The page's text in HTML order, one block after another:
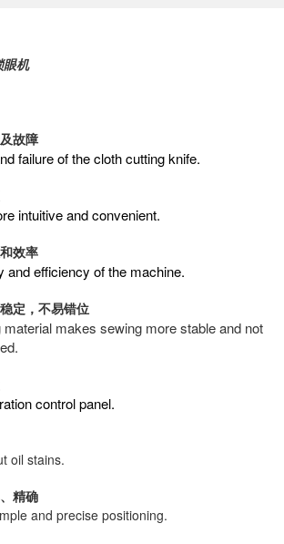
眼机
故障
failure of the cloth cutting knife.
intuitive and convenient.
效率
and efficiency of the machine.
定，不易错位
makes sewing more stable and not
control panel.
oil stains.
精确
and precise positioning.